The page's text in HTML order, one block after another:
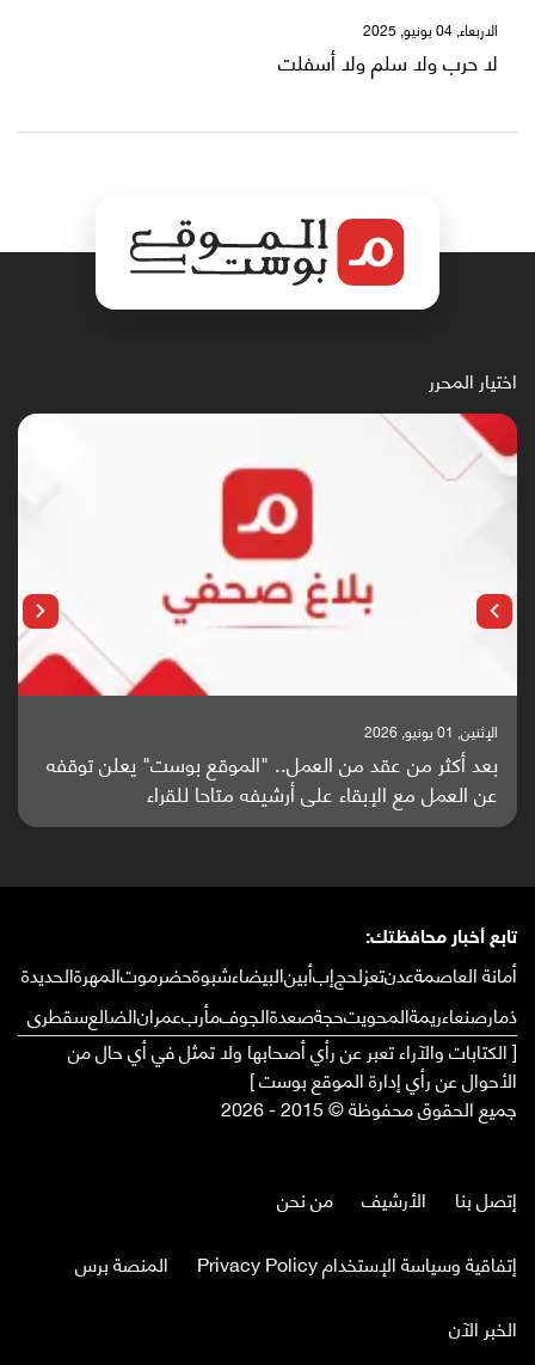
الاربعاء, 04 يونيو, 2025
لا حرب ولا سلم ولا أسفلت
اختيار المحرر
بوست" يعلن توقفه
للقراء
باحثون من اليمن يدخلون سباق
واعدة منشورة عالميا (ترجمة)
تابع أخبار محافظتك:
أمانة العاصمةعدنتعزلحجإبأبينالبيضاءشبوةحضرموتالمهرةالحديدة
ذمارصنعاءريمةالمحويتحجةصعدةالجوفمأربعمرانالضالعسقطرى
[ الكتابات والآراء تعبر عن رأي أصحابها ولا تمثل في أي حال من
الأحوال عن رأي إدارة الموقع بوست ]
جميع الحقوق محفوظة © 2015 - 2026
إتصل بنا الأرشيف
من نحن
إتفاقية وسياسة الإستخدام Privacy Policy
المنصة برس
الخبر الآن